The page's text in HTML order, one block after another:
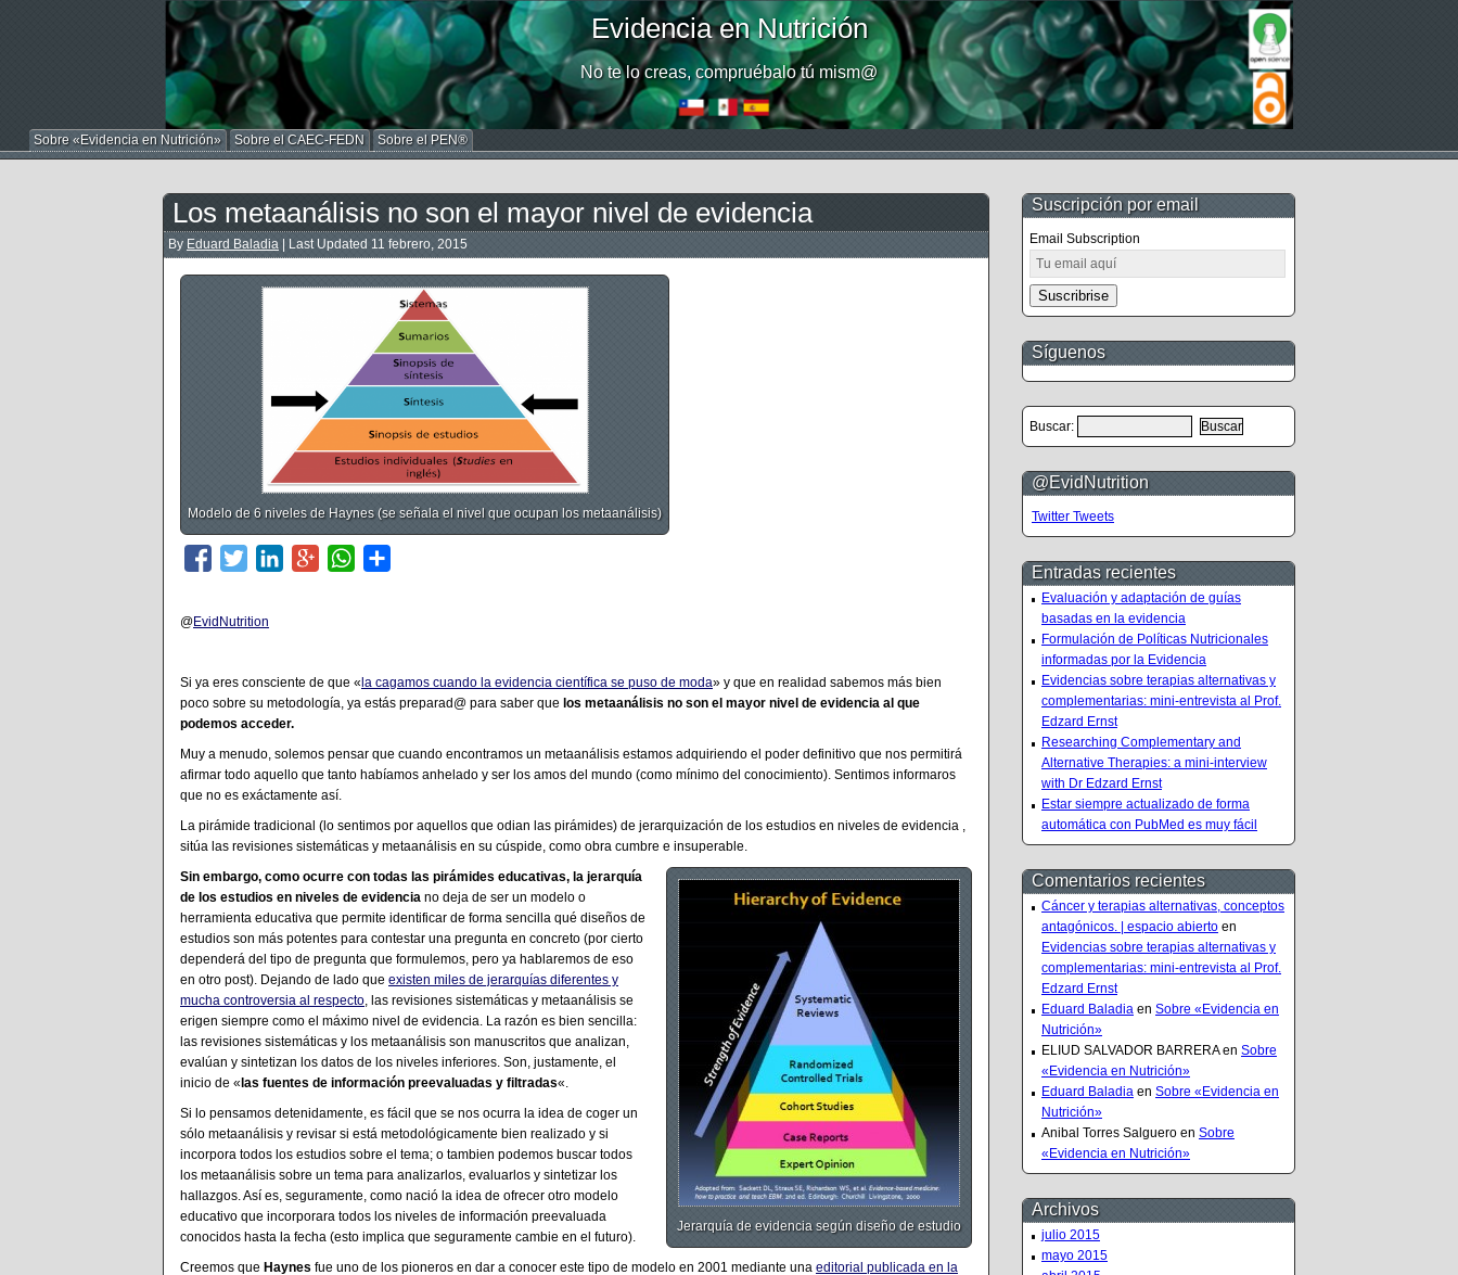
Evidencia en Nutrición
No te lo creas, compruébalo tú mism@
Sobre «Evidencia en Nutrición» Sobre el CAEC-FEDN Sobre el PEN®
Los metaanálisis no son el mayor nivel de evidencia
By Eduard Baladia Last Updated 11 febrero, 2015
Modelo de 6 niveles de Haynes (se señala el nivel que ocupan los metaanálisis)
@EvidNutrition
Si ya eres consciente de que « la cagamos cuando la evidencia científica se puso de moda» y que en realidad sabemos más bien
poco sobre su metodología, ya estás preparad@ para saber que los metaanálisis no son el mayor nivel de evidencia al que
podemos acceder.
Muy a menudo, solemos pensar que cuando encontramos un metaanálisis estamos adquiriendo el poder definitivo que nos permitirá
afirmar todo aquello que tanto habíamos anhelado y ser los amos del mundo (como mínimo del conocimiento). Sentimos informaros
que no es exáctamente así.
La pirámide tradicional (lo sentimos por aquellos que odian las pirámides) de jerarquización de los estudios en niveles de evidencia ,
sitúa las revisiones sistemáticas y metaanálisis en su cúspide, como obra cumbre e insuperable.
Jerarquía de evidencia según diseño de estudio
Sin embargo, como ocurre con todas las pirámides educativas, la jerarquía
de los estudios en niveles de evidencia no deja de ser un modelo o
herramienta educativa que permite identificar de forma sencilla qué diseños de
estudios son más potentes para contestar una pregunta en concreto (por cierto
dependerá del tipo de pregunta que formulemos, pero ya hablaremos de eso
en otro post). Dejando de lado que existen miles de jerarquías diferentes y
mucha controversia al respecto, las revisiones sistemáticas y metaanálisis se
erigen siempre como el máximo nivel de evidencia. La razón es bien sencilla:
las revisiones sistemáticas y los metaanálisis son manuscritos que analizan,
evalúan y sintetizan los datos de los niveles inferiores. Son, justamente, el
inicio de « las fuentes de información preevaluadas y filtradas«.
Si lo pensamos detenidamente, es fácil que se nos ocurra la idea de coger un
sólo metaanálisis y revisar si está metodológicamente bien realizado y si
incorpora todos los estudios sobre el tema; o tambien podemos buscar todos
los metaanálisis sobre un tema para analizarlos, evaluarlos y sintetizar los
hallazgos. Así es, seguramente, como nació la idea de ofrecer otro modelo
educativo que incorporara todos los niveles de información preevaluada
conocidos hasta la fecha (esto implica que seguramente cambie en el futuro).
Creemos que Haynes fue uno de los pioneros en dar a conocer este tipo de modelo en 2001 mediante una editorial publicada en la
Suscripción por email
Email Subscription
Suscribrise
Síguenos
Buscar:
@EvidNutrition
Twitter Tweets
Entradas recientes
Evaluación y adaptación de guías
basadas en la evidencia
Formulación de Políticas Nutricionales
informadas por la Evidencia
Evidencias sobre terapias alternativas y
complementarias: mini-entrevista al Prof.
Edzard Ernst
Researching Complementary and
Alternative Therapies: a mini-interview
with Dr Edzard Ernst
Estar siempre actualizado de forma
automática con PubMed es muy fácil
Comentarios recientes
Cáncer y terapias alternativas, conceptos
antagónicos. | espacio abierto en
Evidencias sobre terapias alternativas y
complementarias: mini-entrevista al Prof.
Edzard Ernst
Eduard Baladia en Sobre «Evidencia en
Nutrición»
ELIUD SALVADOR BARRERAen Sobre
«Evidencia en Nutrición»
Eduard Baladia en Sobre «Evidencia en
Nutrición»
Anibal Torres Salguero en Sobre
«Evidencia en Nutrición»
Archivos
julio 2015
mayo 2015